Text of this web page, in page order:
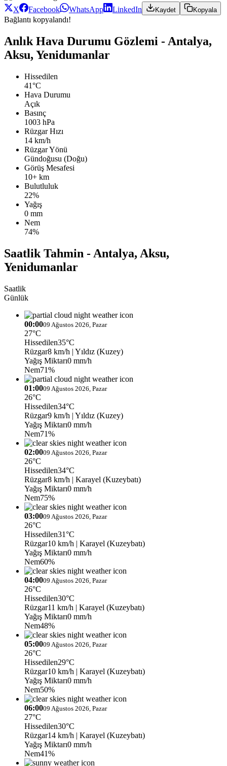
X Facebook WhatsApp LinkedIn Kaydet Kopyala
Bağlantı kopyalandı!
Anlık Hava Durumu Gözlemi - Antalya,
Aksu, Yenidumanlar
Hissedilen
41°C
Hava Durumu
Açık
Basınç
1003 hPa
Rüzgar Hızı
14 km/h
Rüzgar Yönü
Gündoğusu (Doğu)
Görüş Mesafesi
10+ km
Bulutluluk
22%
Yağış
0 mm
Nem
74%
Saatlik Tahmin - Antalya, Aksu,
Yenidumanlar
Saatlik
Günlük
00:0009 Ağustos 2026, Pazar
27°C
Hissedilen35°C
Rüzgar8 km/h | Yıldız (Kuzey)
Yağış Miktarı0 mm/h
Nem71%
01:0009 Ağustos 2026, Pazar
26°C
Hissedilen34°C
Rüzgar9 km/h | Yıldız (Kuzey)
Yağış Miktarı0 mm/h
Nem71%
02:0009 Ağustos 2026, Pazar
26°C
Hissedilen34°C
Rüzgar8 km/h | Karayel (Kuzeybatı)
Yağış Miktarı0 mm/h
Nem75%
03:0009 Ağustos 2026, Pazar
26°C
Hissedilen31°C
Rüzgar10 km/h | Karayel (Kuzeybatı)
Yağış Miktarı0 mm/h
Nem60%
04:0009 Ağustos 2026, Pazar
26°C
Hissedilen30°C
Rüzgar11 km/h | Karayel (Kuzeybatı)
Yağış Miktarı0 mm/h
Nem48%
05:0009 Ağustos 2026, Pazar
26°C
Hissedilen29°C
Rüzgar10 km/h | Karayel (Kuzeybatı)
Yağış Miktarı0 mm/h
Nem50%
06:0009 Ağustos 2026, Pazar
27°C
Hissedilen30°C
Rüzgar14 km/h | Karayel (Kuzeybatı)
Yağış Miktarı0 mm/h
Nem41%